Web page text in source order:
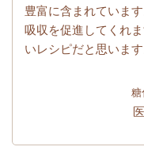
豊富に含まれていま
吸収を促進してくれ
いレシピだと思います
糖